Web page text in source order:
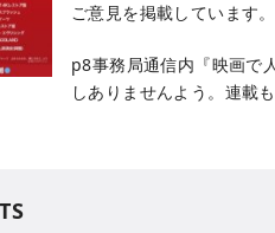
ご意見を掲載しています。
p8事務局通信内『映画で
しありませんよう。連載